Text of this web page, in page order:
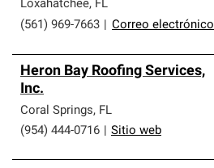
Loxahatchee, FL
(561) 969-7663
Correo electrónico
Heron Bay Roofing Services,
Inc.
Coral Springs, FL
(954) 444-0716
Sitio web